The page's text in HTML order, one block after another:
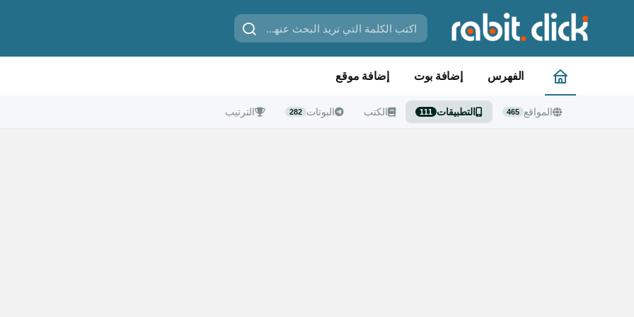
الفهرس إضافة بوت إضافة موقع
المواقع 465 التطبيقات 111 الكتب البوتات 282 الترتيب